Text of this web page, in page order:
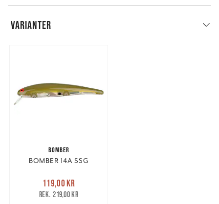
VARIANTER
BOMBER
BOMBER 14A SSG
Nuvarande pris
119,00 krTidigare pris
219,00 kr
119,00 kr
219,00 kr